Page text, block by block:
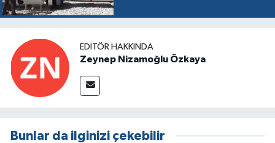
EDITÖR HAKKINDA
Zeynep Nizamoğlu Özkaya
Bunlar da ilginizi çekebilir